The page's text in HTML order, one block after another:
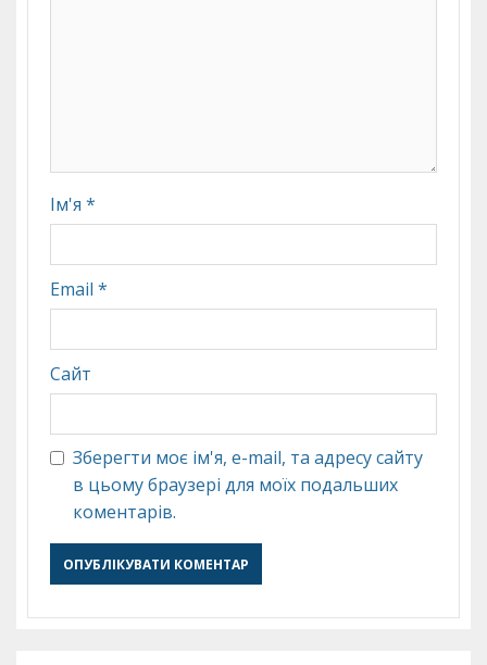
Ім'я *
Email *
Сайт
Зберегти моє ім'я, e-mail, та адресу сайту
в цьому браузері для моїх подальших
коментарів.